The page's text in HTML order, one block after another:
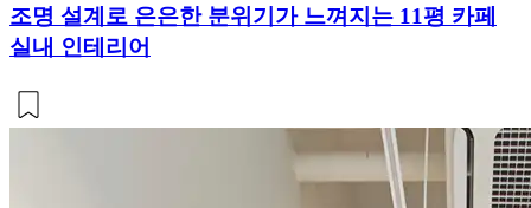
조명 설계로 은은한 분위기가 느껴지는 11평 카페
실내 인테리어